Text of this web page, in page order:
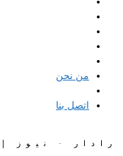
من نحن
اتصل بنا
رادار - نيوز | Radar-News